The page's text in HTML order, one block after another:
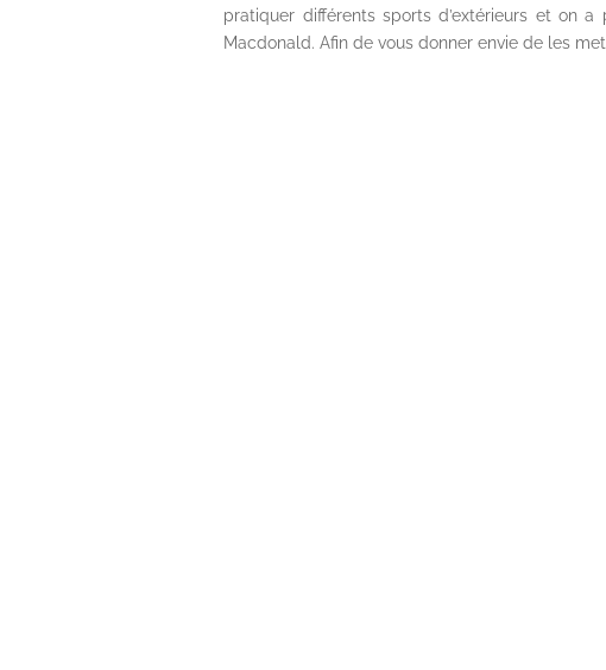
pratiquer différents sports d’extérieurs et on
Macdonald. Afin de vous donner envie de les